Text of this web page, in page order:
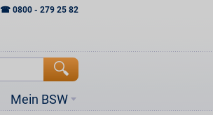
☎ 0800 - 279 25 82
Mein BSW